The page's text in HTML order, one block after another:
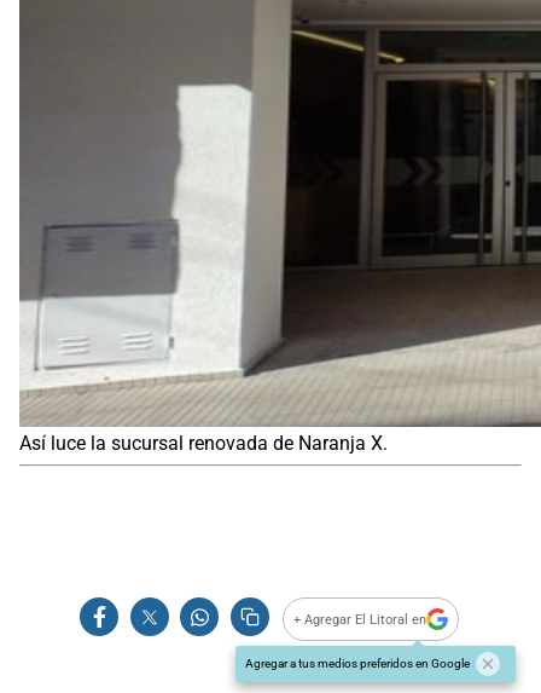
Así luce la sucursal renovada de Naranja X.
+ Agregar El Litoral en
Agregar a tus medios preferidos en Google